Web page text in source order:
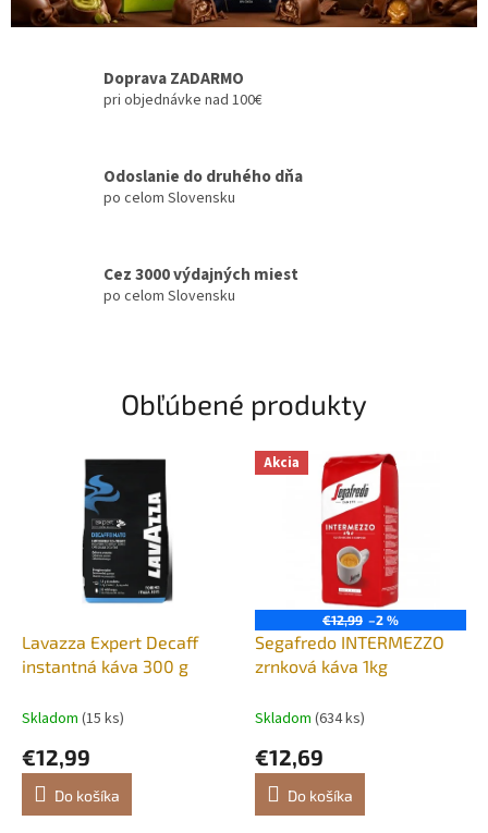
Doprava ZADARMO
pri objednávke nad 100€
Odoslanie do druhého dňa
po celom Slovensku
Cez 3000 výdajných miest
po celom Slovensku
Obľúbené produkty
Lavazza Expert Decaff
instantná káva 300 g
Skladom (15 ks)
€12,99
Do košíka
Akcia
€12,99 –2 %
Segafredo INTERMEZZO
zrnková káva 1kg
Skladom (634 ks)
€12,69
Do košíka